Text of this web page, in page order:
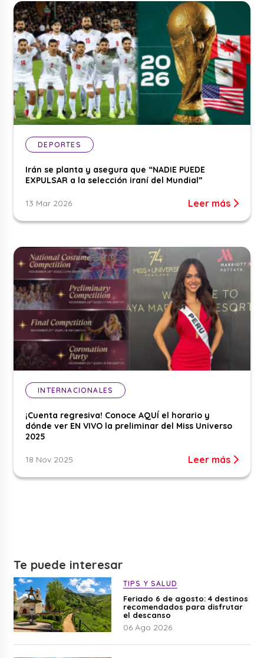
DEPORTES
Irán se planta y asegura que “NADIE PUEDE
EXPULSAR a la selección iraní del Mundial”
13 Mar 2026 Leer más
INTERNACIONALES
¡Cuenta regresiva! Conoce AQUÍ el horario y
dónde ver EN VIVO la preliminar del Miss Universo
2025
18 Nov 2025 Leer más
Te puede interesar
TIPS Y SALUD
Feriado 6 de agosto: 4 destinos
recomendados para disfrutar
el descanso
06 Ago 2026